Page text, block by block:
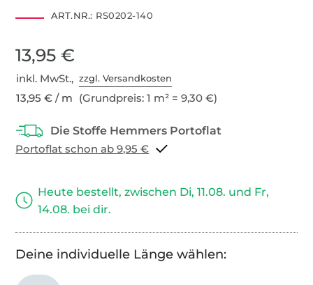
ART.NR.: RS0202-140
13,95 €
inkl. MwSt.,zzgl. Versandkosten
13,95 € / m (Grundpreis: 1 m² = 9,30 €)
Portoflat schon ab 9,95 €
Heute bestellt, zwischen Di, 11.08. und Fr,
14.08. bei dir.
Deine individuelle Länge wählen: